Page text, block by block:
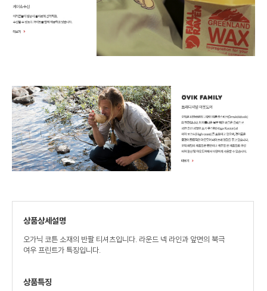
상품상세설명
오가닉 코튼 소재의 반팔 티셔츠입니다. 라운드 넥 라인과 앞면의 북극
여우 프린트가 특징입니다.
상품특징